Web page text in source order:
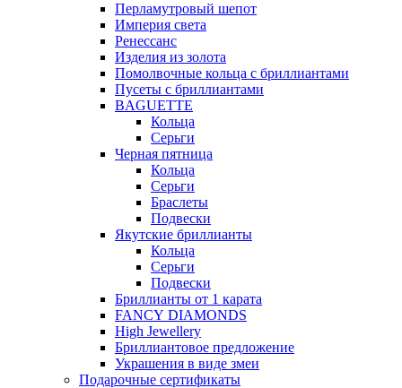
Перламутровый шепот
Империя света
Ренессанс
Изделия из золота
Помолвочные кольца с бриллиантами
Пусеты с бриллиантами
BAGUETTE
Кольца
Серьги
Черная пятница
Кольца
Серьги
Браслеты
Подвески
Якутские бриллианты
Кольца
Серьги
Подвески
Бриллианты от 1 карата
FANCY DIAMONDS
High Jewellery
Бриллиантовое предложение
Украшения в виде змеи
Подарочные сертификаты